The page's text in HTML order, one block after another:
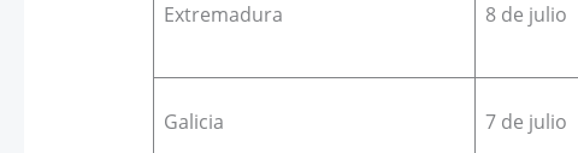
Extremadura 8 de julio
Galicia 7 de julio